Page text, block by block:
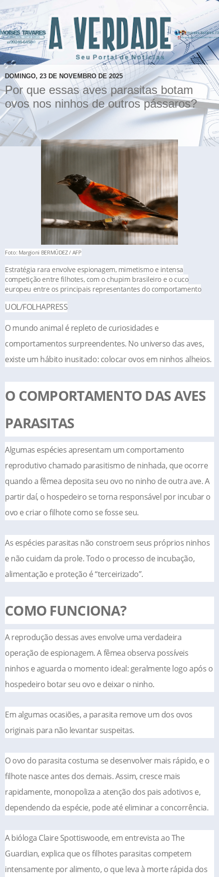
DOMINGO, 23 DE NOVEMBRO DE 2025
Por que essas aves parasitas botam
ovos nos ninhos de outros pássaros?
Foto: Margioni BERMÚDEZ / AFP
Estratégia rara envolve espionagem, mimetismo e intensa
competição entre filhotes, com o chupim brasileiro e o cuco
europeu entre os principais representantes do comportamento
UOL/FOLHAPRESS
O mundo animal é repleto de curiosidades e
comportamentos surpreendentes. No universo das aves,
existe um hábito inusitado: colocar ovos em ninhos alheios.
O COMPORTAMENTO DAS AVES
PARASITAS
Algumas espécies apresentam um comportamento
reprodutivo chamado parasitismo de ninhada, que ocorre
quando a fêmea deposita seu ovo no ninho de outra ave. A
partir daí, o hospedeiro se torna responsável por incubar o
ovo e criar o filhote como se fosse seu.
As espécies parasitas não constroem seus próprios ninhos
e não cuidam da prole. Todo o processo de incubação,
alimentação e proteção é “terceirizado”.
COMO FUNCIONA?
A reprodução dessas aves envolve uma verdadeira
operação de espionagem. A fêmea observa possíveis
ninhos e aguarda o momento ideal: geralmente logo após o
hospedeiro botar seu ovo e deixar o ninho.
Em algumas ocasiões, a parasita remove um dos ovos
originais para não levantar suspeitas.
O ovo do parasita costuma se desenvolver mais rápido, e o
filhote nasce antes dos demais. Assim, cresce mais
rapidamente, monopoliza a atenção dos pais adotivos e,
dependendo da espécie, pode até eliminar a concorrência.
A bióloga Claire Spottiswoode, em entrevista ao The
Guardian, explica que os filhotes parasitas competem
intensamente por alimento, o que leva à morte rápida dos